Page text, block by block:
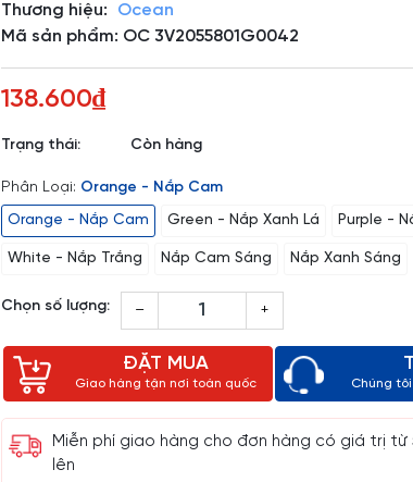
Thương hiệu:
Ocean
Mã sản phẩm: OC 3V2055801G0042
138.600₫
Trạng thái: Còn hàng
Phân Loại: Orange - Nắp Cam
Orange - Nắp Cam
Green - Nắp Xanh Lá Purple -
White - Nắp Trắng Nắp Cam Sáng Nắp Xanh Sáng
Chọn số lượng: – +
ĐẶT MUA
Giao hàng tận nơi toàn quốc Chúng
Miễn phí giao hàng cho đơn hàng có giá trị
lên